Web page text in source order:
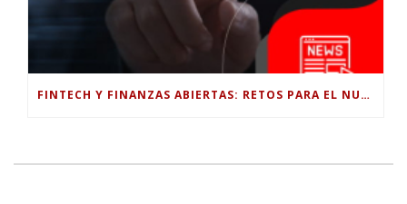
FINTECH Y FINANZAS ABIERTAS: RETOS PARA EL NUEVO GOBIERNO COLOMBIANO